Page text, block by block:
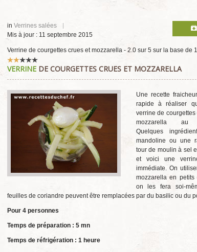
inVerrines salées
Mis à jour : 11 septembre 2015
Verrine de courgettes crues et mozzarella -2.0 sur5 sur la base de 1
Vote
utilisateur: 2/5
VERRINE DE COURGETTES CRUES ET MOZZARELLA
Une recette
rapide à réaliser
verrine de courgettes
mozzarella au
Quelques
mandoline ou une
tour de moulin à sel
et voici une
immédiate. On
mozzarella en petits
on les fera soi-
feuilles de coriandre peuvent être remplacées par du basilic ou du
Pour 4 personnes
Temps de préparation : 5 mn
Temps de réfrigération : 1 heure